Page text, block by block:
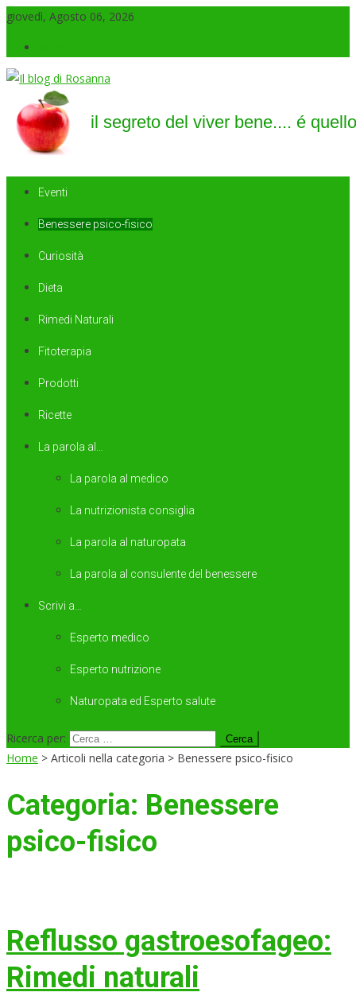
giovedì, Agosto 06, 2026
Il blog di Rosanna
il segreto del viver bene…. é quello di saper sorridere sempre
Eventi
Benessere psico-fisico
Curiosità
Dieta
Rimedi Naturali
Fitoterapia
Prodotti
Ricette
La parola al…
La parola al medico
La nutrizionista consiglia
La parola al naturopata
La parola al consulente del benessere
Scrivi a…
Esperto medico
Esperto nutrizione
Naturopata ed Esperto salute
Ricerca per:
Home > Articoli nella categoria > Benessere psico-fisico
Categoria: Benessere
psico-fisico
Reflusso gastroesofageo:
Rimedi naturali